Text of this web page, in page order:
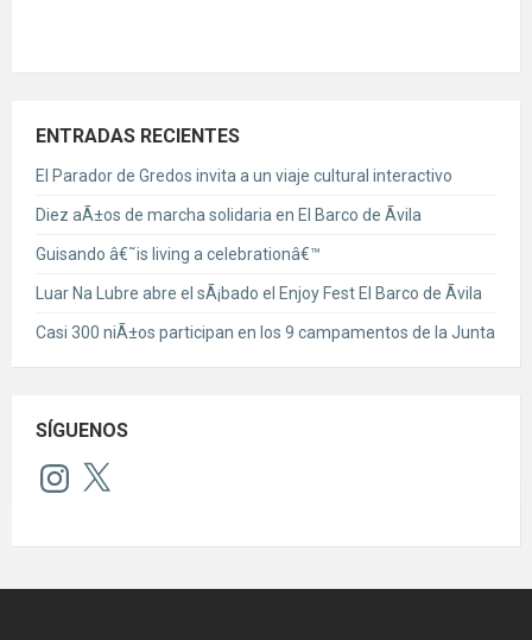
ENTRADAS RECIENTES
El Parador de Gredos invita a un viaje cultural interactivo
Diez aÃ±os de marcha solidaria en El Barco de Ãvila
Guisando â€˜is living a celebrationâ€™
Luar Na Lubre abre el sÃ¡bado el Enjoy Fest El Barco de Ãvila
Casi 300 niÃ±os participan en los 9 campamentos de la Junta
SÍGUENOS
Instagram
X